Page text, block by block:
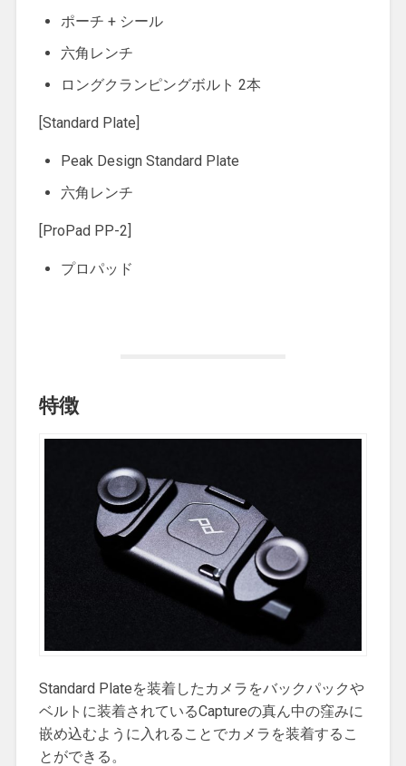
ポーチ + シール
六角レンチ
ロングクランピングボルト 2本
[Standard Plate]
Peak Design Standard Plate
六角レンチ
[ProPad PP-2]
プロパッド
特徴
Standard Plateを装着したカメラをバックパックや
ベルトに装着されているCaptureの真ん中の窪みに
嵌め込むように入れることでカメラを装着するこ
とができる。